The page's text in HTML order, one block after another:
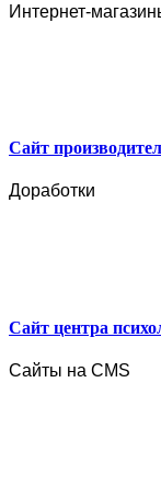
Интернет-
Сайт
Доработки
Сайт центра
Сайты на CMS